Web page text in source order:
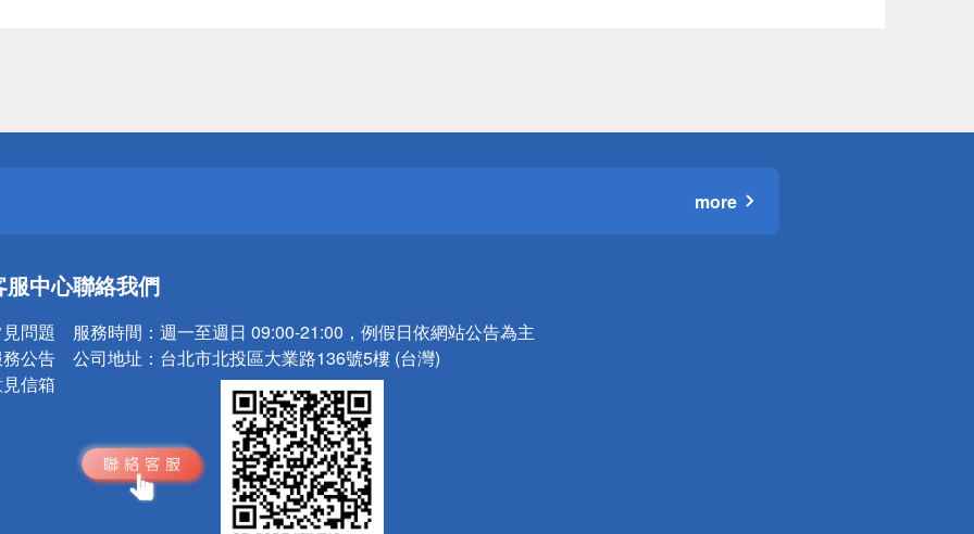
小心！
小心！
more
服中心
問題
公告
信箱
聯絡我們
服務時間： 週一至週日 09:00-21:00，例假日依網站公告為主
公司地址： 台北市北投區大業路136號5樓 (台灣)